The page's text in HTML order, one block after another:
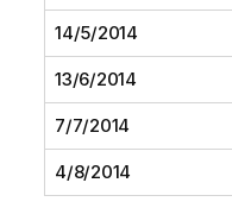
14/5/2014
13/6/2014
7/7/2014
4/8/2014